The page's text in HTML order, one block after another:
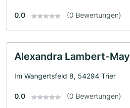
0.0 (0 Bewertungen)
Alexandra Lambert-May
Im Wangertsfeld 8, 54294 Trier
0.0 (0 Bewertungen)